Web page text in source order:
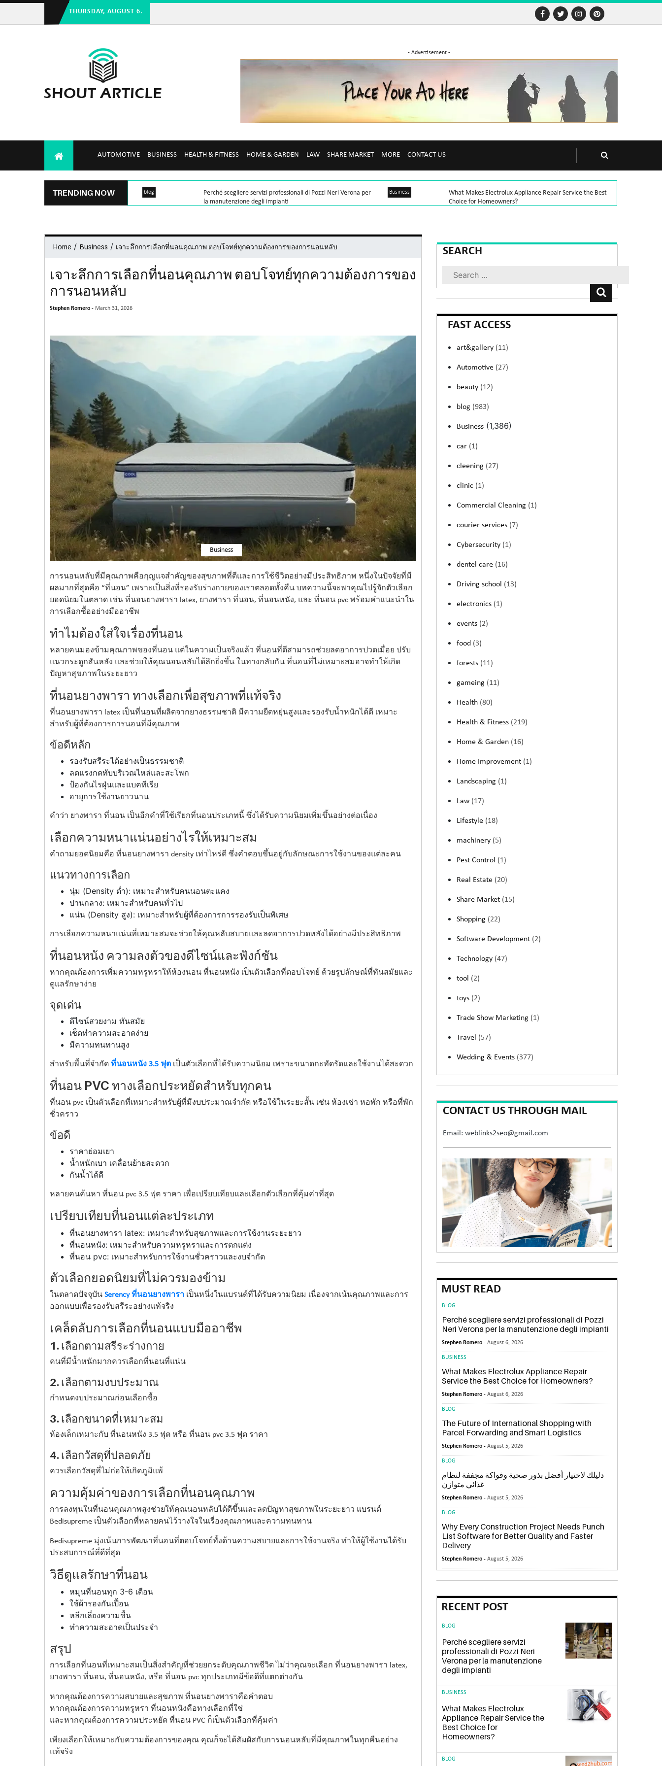
THURSDAY, AUGUST 6.
- Advertisement -
AUTOMOTIVE BUSINESS HEALTH & FITNESS HOME & GARDEN LAW SHARE MARKET MORE CONTACT US
TRENDING NOW blog
Perché scegliere servizi professionali di Pozzi Neri Verona per
la manutenzione degli impianti
Business
What Makes Electrolux Appliance Repair Service the Best
Choice for Homeowners?
Home / Business / เจาะลึกการเลือกที่นอนคุณภาพ ตอบโจทย์ทุกความต้องการของการนอนหลับ
เจาะลึกการเลือกที่นอนคุณภาพ ตอบโจทย์ทุกความต้องการของ
การนอนหลับ
Stephen Romero - March 31, 2026
Business
การนอนหลับที่มีคุณภาพคือกุญแจสำคัญของสุขภาพที่ดีและการใช้ชีวิตอย่างมีประสิทธิภาพ หนึ่งในปัจจัยที่มี
ผลมากที่สุดคือ “ที่นอน” เพราะเป็นสิ่งที่รองรับร่างกายของเราตลอดทั้งคืน บทความนี้จะพาคุณไปรู้จักตัวเลือก
ยอดนิยมในตลาด เช่น ที่นอนยางพารา latex, ยางพารา ที่นอน, ที่นอนหนัง, และ ที่นอน pvc พร้อมคำแนะนำใน
การเลือกซื้ออย่างมืออาชีพ
ทำไมต้องใส่ใจเรื่องที่นอน
หลายคนมองข้ามคุณภาพของที่นอน แต่ในความเป็นจริงแล้ว ที่นอนที่ดีสามารถช่วยลดอาการปวดเมื่อย ปรับ
แนวกระดูกสันหลัง และช่วยให้คุณนอนหลับได้ลึกยิ่งขึ้น ในทางกลับกัน ที่นอนที่ไม่เหมาะสมอาจทำให้เกิด
ปัญหาสุขภาพในระยะยาว
ที่นอนยางพารา ทางเลือกเพื่อสุขภาพที่แท้จริง
ที่นอนยางพารา latex เป็นที่นอนที่ผลิตจากยางธรรมชาติ มีความยืดหยุ่นสูงและรองรับน้ำหนักได้ดี เหมาะ
สำหรับผู้ที่ต้องการการนอนที่มีคุณภาพ
ข้อดีหลัก
รองรับสรีระได้อย่างเป็นธรรมชาติ
ลดแรงกดทับบริเวณไหล่และสะโพก
ป้องกันไรฝุ่นและแบคทีเรีย
อายุการใช้งานยาวนาน
คำว่า ยางพารา ที่นอน เป็นอีกคำที่ใช้เรียกที่นอนประเภทนี้ ซึ่งได้รับความนิยมเพิ่มขึ้นอย่างต่อเนื่อง
เลือกความหนาแน่นอย่างไรให้เหมาะสม
คำถามยอดนิยมคือ ที่นอนยางพารา density เท่าไหร่ดี ซึ่งคำตอบขึ้นอยู่กับลักษณะการใช้งานของแต่ละคน
แนวทางการเลือก
นุ่ม (Density ต่ำ): เหมาะสำหรับคนนอนตะแคง
ปานกลาง: เหมาะสำหรับคนทั่วไป
แน่น (Density สูง): เหมาะสำหรับผู้ที่ต้องการการรองรับเป็นพิเศษ
การเลือกความหนาแน่นที่เหมาะสมจะช่วยให้คุณหลับสบายและลดอาการปวดหลังได้อย่างมีประสิทธิภาพ
ที่นอนหนัง ความลงตัวของดีไซน์และฟังก์ชัน
หากคุณต้องการเพิ่มความหรูหราให้ห้องนอน ที่นอนหนัง เป็นตัวเลือกที่ตอบโจทย์ ด้วยรูปลักษณ์ที่ทันสมัยและ
ดูแลรักษาง่าย
จุดเด่น
ดีไซน์สวยงาม ทันสมัย
เช็ดทำความสะอาดง่าย
มีความทนทานสูง
สำหรับพื้นที่จำกัด ที่นอนหนัง 3.5 ฟุตเป็นตัวเลือกที่ได้รับความนิยม เพราะขนาดกะทัดรัดและใช้งานได้สะดวก
ที่นอน PVC ทางเลือกประหยัดสำหรับทุกคน
ที่นอน pvc เป็นตัวเลือกที่เหมาะสำหรับผู้ที่มีงบประมาณจำกัด หรือใช้ในระยะสั้น เช่น ห้องเช่า หอพัก หรือที่พัก
ชั่วคราว
ข้อดี
ราคาย่อมเยา
น้ำหนักเบา เคลื่อนย้ายสะดวก
กันน้ำได้ดี
หลายคนค้นหา ที่นอน pvc 3.5 ฟุต ราคา เพื่อเปรียบเทียบและเลือกตัวเลือกที่คุ้มค่าที่สุด
เปรียบเทียบที่นอนแต่ละประเภท
ที่นอนยางพารา latex: เหมาะสำหรับสุขภาพและการใช้งานระยะยาว
ที่นอนหนัง: เหมาะสำหรับความหรูหราและการตกแต่ง
ที่นอน pvc: เหมาะสำหรับการใช้งานชั่วคราวและงบจำกัด
ตัวเลือกยอดนิยมที่ไม่ควรมองข้าม
ในตลาดปัจจุบัน Serency ที่นอนยางพาราเป็นหนึ่งในแบรนด์ที่ได้รับความนิยม เนื่องจากเน้นคุณภาพและการ
ออกแบบเพื่อรองรับสรีระอย่างแท้จริง
เคล็ดลับการเลือกที่นอนแบบมืออาชีพ
1. เลือกตามสรีระร่างกาย
คนที่มีน้ำหนักมากควรเลือกที่นอนที่แน่น
2. เลือกตามงบประมาณ
กำหนดงบประมาณก่อนเลือกซื้อ
3. เลือกขนาดที่เหมาะสม
ห้องเล็กเหมาะกับ ที่นอนหนัง 3.5 ฟุต หรือ ที่นอน pvc 3.5 ฟุต ราคา
4. เลือกวัสดุที่ปลอดภัย
ควรเลือกวัสดุที่ไม่ก่อให้เกิดภูมิแพ้
ความคุ้มค่าของการเลือกที่นอนคุณภาพ
การลงทุนในที่นอนคุณภาพสูงช่วยให้คุณนอนหลับได้ดีขึ้นและลดปัญหาสุขภาพในระยะยาว แบรนด์
Bedisupreme เป็นตัวเลือกที่หลายคนไว้วางใจในเรื่องคุณภาพและความทนทาน
Bedisupreme มุ่งเน้นการพัฒนาที่นอนที่ตอบโจทย์ทั้งด้านความสบายและการใช้งานจริง ทำให้ผู้ใช้งานได้รับ
ประสบการณ์ที่ดีที่สุด
วิธีดูแลรักษาที่นอน
หมุนที่นอนทุก 3-6 เดือน
ใช้ผ้ารองกันเปื้อน
หลีกเลี่ยงความชื้น
ทำความสะอาดเป็นประจำ
สรุป
การเลือกที่นอนที่เหมาะสมเป็นสิ่งสำคัญที่ช่วยยกระดับคุณภาพชีวิต ไม่ว่าคุณจะเลือก ที่นอนยางพารา latex,
ยางพารา ที่นอน, ที่นอนหนัง, หรือ ที่นอน pvc ทุกประเภทมีข้อดีที่แตกต่างกัน
หากคุณต้องการความสบายและสุขภาพ ที่นอนยางพาราคือคำตอบ
หากคุณต้องการความหรูหรา ที่นอนหนังคือทางเลือกที่ใช่
และหากคุณต้องการความประหยัด ที่นอน PVC ก็เป็นตัวเลือกที่คุ้มค่า
เพียงเลือกให้เหมาะกับความต้องการของคุณ คุณก็จะได้สัมผัสกับการนอนหลับที่มีคุณภาพในทุกคืนอย่าง
แท้จริง
SEARCH
Search
FAST ACCESS
art&gallery (11)
Automotive (27)
beauty (12)
blog (983)
Business (1,386)
car (1)
cleening (27)
clinic (1)
Commercial Cleaning (1)
courier services (7)
Cybersecurity (1)
dentel care (16)
Driving school (13)
electronics (1)
events (2)
food (3)
forests (11)
gameing (11)
Health (80)
Health & Fitness (219)
Home & Garden (16)
Home Improvement (1)
Landscaping (1)
Law (17)
Lifestyle (18)
machinery (5)
Pest Control (1)
Real Estate (20)
Share Market (15)
Shopping (22)
Software Development (2)
Technology (47)
tool (2)
toys (2)
Trade Show Marketing (1)
Travel (57)
Wedding & Events (377)
CONTACT US THROUGH MAIL
Email: weblinks2seo@gmail.com
MUST READ
BLOG
Perché scegliere servizi professionali di Pozzi
Neri Verona per la manutenzione degli impianti
Stephen Romero -August 6, 2026
BUSINESS
What Makes Electrolux Appliance Repair
Service the Best Choice for Homeowners?
Stephen Romero -August 6, 2026
BLOG
The Future of International Shopping with
Parcel Forwarding and Smart Logistics
Stephen Romero -August 5, 2026
BLOG
دليلك لاختيار أفضل بذور صحية وفواكة مجففة لنظام
غذائي متوازن
Stephen Romero -August 5, 2026
BLOG
Why Every Construction Project Needs Punch
List Software for Better Quality and Faster
Delivery
Stephen Romero -August 5, 2026
RECENT POST
BLOG
Perché scegliere servizi
professionali di Pozzi Neri
Verona per la manutenzione
degli impianti
BUSINESS
What Makes Electrolux
Appliance Repair Service the
Best Choice for
Homeowners?
BLOG